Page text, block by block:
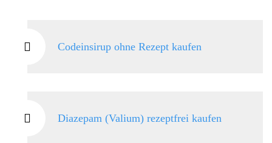
Codeinsirup ohne Rezept kaufen
Diazepam (Valium) rezeptfrei kaufen